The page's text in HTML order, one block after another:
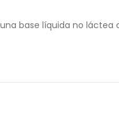
base líquida no